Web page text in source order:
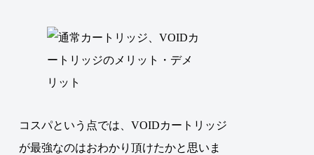
コスパという点では、VOIDカートリッジ
が最強なのはおわかり頂けたかと思いま